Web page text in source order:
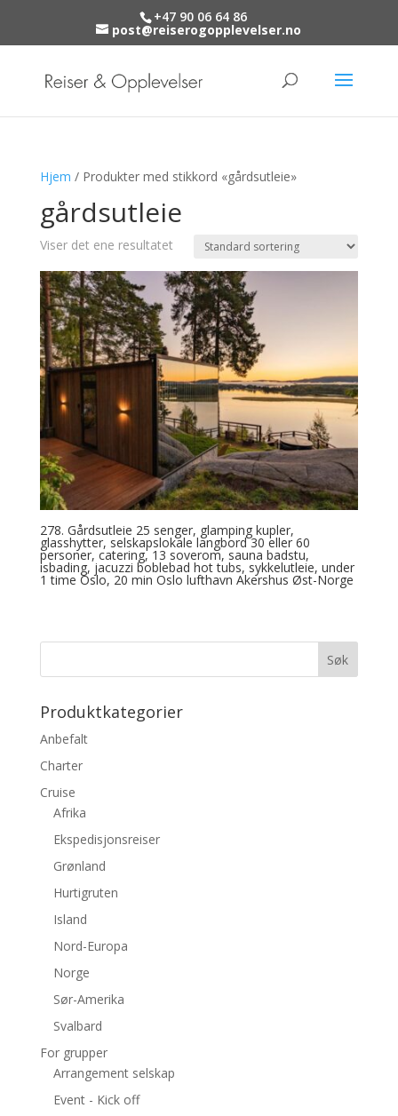
+47 90 06 64 86
post@reiserogopplevelser.no
Hjem / Produkter med stikkord «gårdsutleie»
gårdsutleie
Viser det ene resultatet
278. Gårdsutleie 25 senger, glamping kupler,
glasshytter, selskapslokale langbord 30 eller 60
personer, catering, 13 soverom, sauna badstu,
isbading, jacuzzi boblebad hot tubs, sykkelutleie, under
1 time Oslo, 20 min Oslo lufthavn Akershus Øst-Norge
Produktkategorier
Anbefalt
Charter
Cruise
Afrika
Ekspedisjonsreiser
Grønland
Hurtigruten
Island
Nord-Europa
Norge
Sør-Amerika
Svalbard
For grupper
Arrangement selskap
Event - Kick off